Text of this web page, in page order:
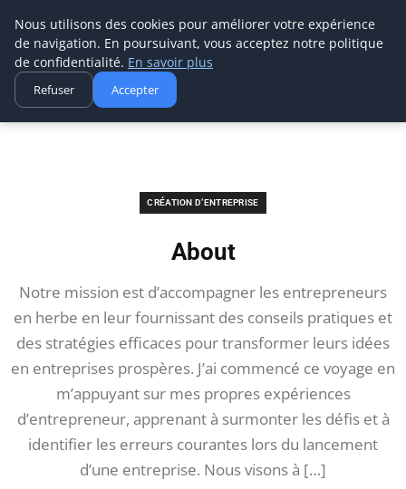
Ms Events Europe
Accueil Création d’entreprise
CRÉATION D’ENTREPRISE
About
Notre mission est d’accompagner les entrepreneurs
en herbe en leur fournissant des conseils pratiques et
des stratégies efficaces pour transformer leurs idées
en entreprises prospères. J’ai commencé ce voyage en
m’appuyant sur mes propres expériences
d’entrepreneur, apprenant à surmonter les défis et à
identifier les erreurs courantes lors du lancement
d’une entreprise. Nous visons à […]
Nous utilisons des cookies pour améliorer votre expérience
de navigation. En poursuivant, vous acceptez notre politique
de confidentialité. En savoir plus
Refuser Accepter